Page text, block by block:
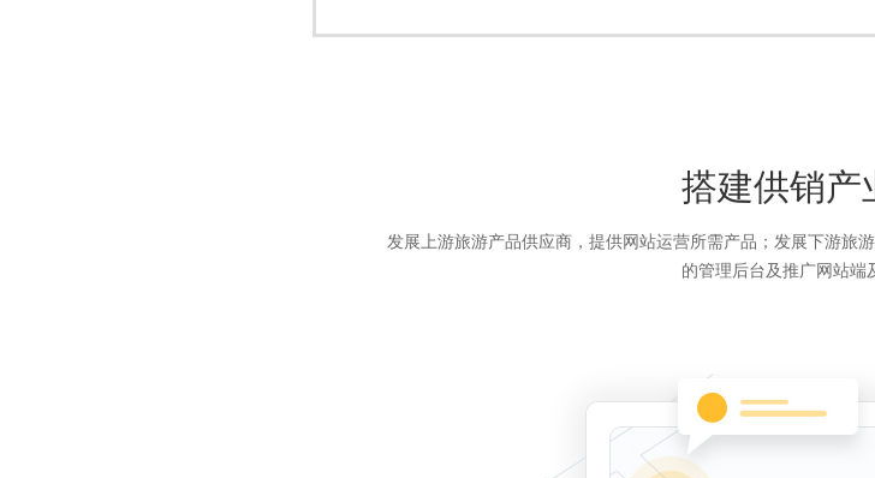
搭建供销产
发展上游旅游产品供应商，提供网站运营所需产品；发展下游旅
的管理后台及推广网站端